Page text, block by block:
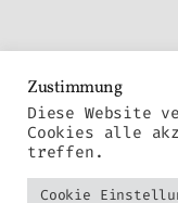
Zustimmung
Diese Website
Cookies alle
treffen.
Cookie